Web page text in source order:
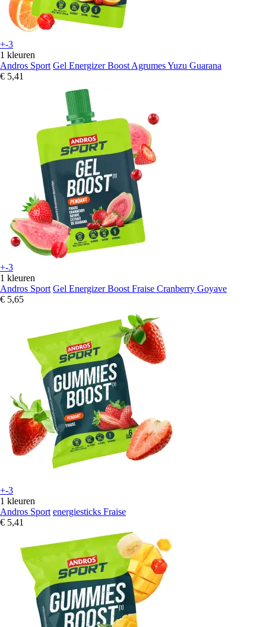
+-3
1 kleuren
Andros Sport Gel Energizer Boost Agrumes Yuzu Guarana
€ 5,41
+-3
1 kleuren
Andros Sport Gel Energizer Boost Fraise Cranberry Goyave
€ 5,65
+-3
1 kleuren
Andros Sport energiesticks Fraise
€ 5,41